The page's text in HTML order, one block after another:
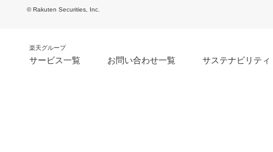
© Rakuten Securities, Inc.
楽天グループ
サービス一覧 お問い合わせ一覧 サステナビリティ